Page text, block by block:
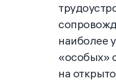
наиболее
«особых»
на